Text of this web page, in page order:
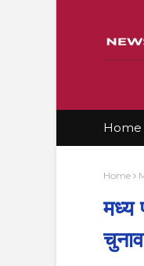
Home
Home
मध्य